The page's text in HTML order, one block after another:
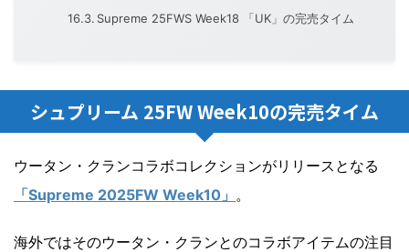
Supreme 25FWS Week18 「UK」の完売タイム
シュプリーム 25FW Week10の完売タイム
ウータン・クランコラボコレクションがリリースとなる
「Supreme 2025FW Week10」 。
海外ではそのウータン・クランとのコラボアイテムの注目